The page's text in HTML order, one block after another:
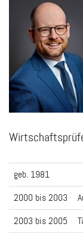
geb. 1981
2000 bis 2003
2003 bis 2005